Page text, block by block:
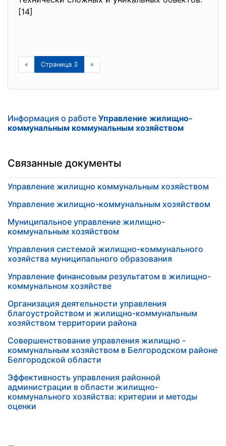
[14]
« Страница 3 »
Информация о работе Управление жилищно-
коммунальным коммунальным хозяйством
Связанные документы
Управление жилищно коммунальным хозяйством
Управление жилищно-коммунальным хозяйством
Муниципальное управление жилищно-
коммунальным хозяйством
Управления системой жилищно-коммунального
хозяйства муниципального образования
Управление финансовым результатом в жилищно-
коммунальном хозяйстве
Организация деятельности управления
благоустройством и жилищно-коммунальным
хозяйством территории района
Совершенствование управления жилищно -
коммунальным хозяйством в Белгородском районе
Белгородской области
Эффективность управления районной
администрации в области жилищно-
коммунального хозяйства: критерии и методы
оценки